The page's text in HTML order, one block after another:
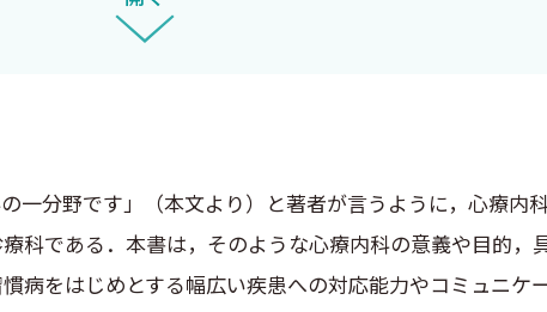
した仲である。著者はその後も様々な濃厚な現場での研
内科の魅力と実際を平易に語られている。内科をベース
代医療において、患者さんの訴えの背景には身体的要
医である自身にとって非常に納得感のあるものである
病態に関する『病態仮説』を立てることの重要性を述べ
、「病態仮説のキモは『医学的に矛盾がなく、患者が十
的な診療指針としてまさに痛快であり、有用である。単
一分野です」（本文より）と著者が言うように，心療内
科である．本書は，そのような心療内科の意義や目的，
病をはじめとする幅広い疾患への対応能力やコミュニケ